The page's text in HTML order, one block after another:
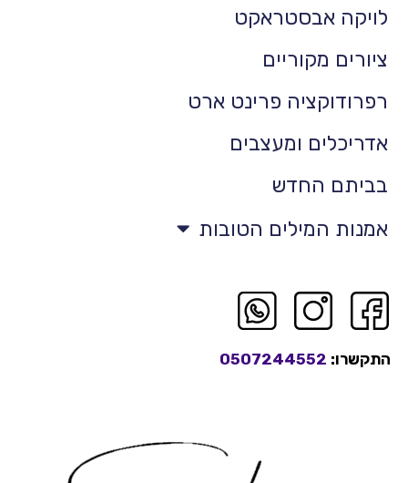
לויקה אבסטראקט
ציורים מקוריים
רפרודוקציה פרינט ארט
אדריכלים ומעצבים
בביתם החדש
אמנות המילים הטובות
התקשרו: 0507244552